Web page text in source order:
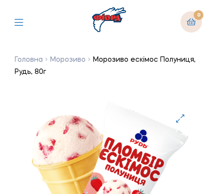
0
Головна Морозиво
Морозиво ескімос Полуниця,
Рудь, 80г